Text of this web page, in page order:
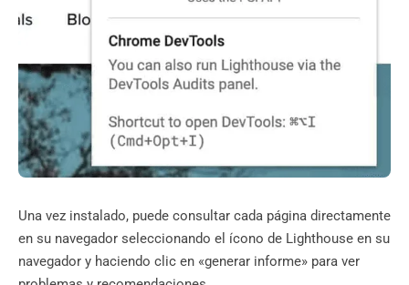
Una vez instalado, puede consultar cada página directamente
en su navegador seleccionando el ícono de Lighthouse en su
navegador y haciendo clic en «generar informe» para ver